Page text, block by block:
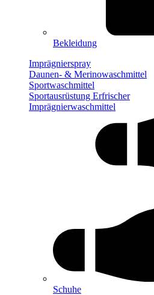
Bekleidung
Imprägnierspray
Daunen- & Merinowaschmittel
Sportwaschmittel
Sportausrüstung Erfrischer
Imprägnierwaschmittel
Schuhe